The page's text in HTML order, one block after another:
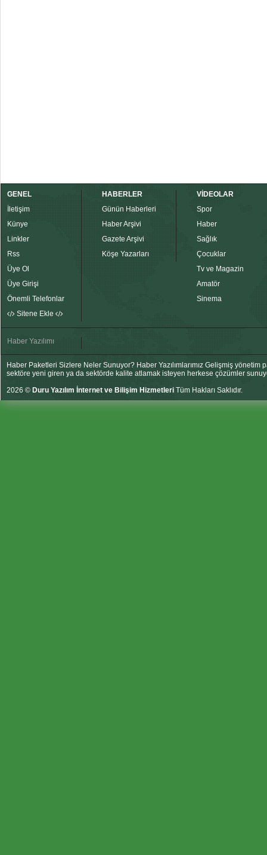
GENEL
İletişim
Künye
Linkler
Rss
Üye Ol
Üye Girişi
Önemli Telefonlar
Sitene Ekle
HABERLER
Günün Haberleri
Haber Arşivi
Gazete Arşivi
Köşe Yazarları
VİDEOLAR
Spor
Haber
Sağlık
Çocuklar
Tv ve Magazin
Amatör
Sinema
Haber Yazılımı
Haber Paketleri Sizlere Neler Sunuyor? Haber Yazılımlarımız Gelişmiş
sektöre yeni giren ya da sektörde kalite atlamak isteyen herkese çözümler
2026 © Duru Yazılım İnternet ve Bilişim Hizmetleri Tüm Hakları Saklıdır.